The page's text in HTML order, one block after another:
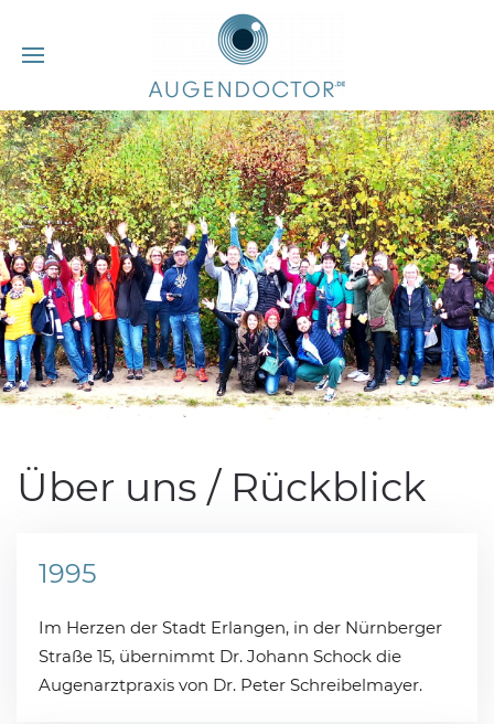
Über uns / Rückblick
1995
Im Herzen der Stadt Erlangen, in der Nürnberger
Straße 15, übernimmt Dr. Johann Schock die
Augenarztpraxis von Dr. Peter Schreibelmayer.